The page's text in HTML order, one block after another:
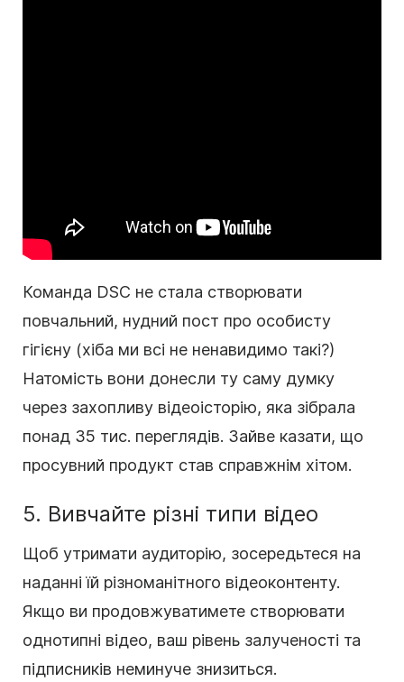
Команда DSC не стала створювати
повчальний, нудний пост про особисту
гігієну (хіба ми всі не ненавидимо такі?)
Натомість вони донесли ту саму думку
через захопливу відеоісторію, яка зібрала
понад 35 тис. переглядів. Зайве казати, що
просувний продукт став справжнім хітом.
5. Вивчайте різні типи відео
Щоб утримати аудиторію, зосередьтеся на
наданні їй різноманітного відеоконтенту.
Якщо ви продовжуватимете створювати
однотипні відео, ваш рівень залученості та
підписників неминуче знизиться.